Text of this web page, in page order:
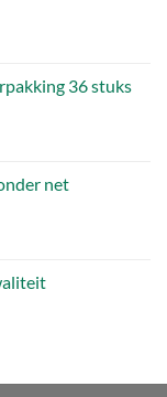
36 stuks
net